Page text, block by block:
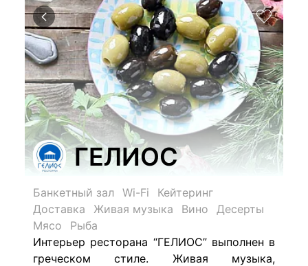
ГЕЛИОС
Банкетный зал Wi-Fi
Кейтеринг
Доставка
Живая музыка Вино
Десерты
Мясо
Рыба
Интерьер ресторана “ГЕЛИОС” выполнен в
греческом стиле. Живая музыка,